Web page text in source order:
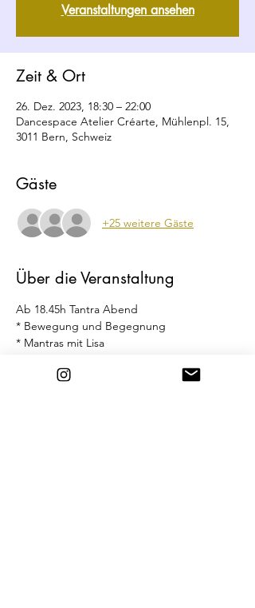
Veranstaltungen ansehen
Zeit & Ort
26. Dez. 2023, 18:30 – 22:00
Dancespace Atelier Créarte, Mühlenpl. 15,
3011 Bern, Schweiz
Gäste
+25 weitere Gäste
Über die Veranstaltung
Ab 18.45h Tantra Abend
* Bewegung und Begegnung
* Mantras mit Lisa
* Herzmeditation